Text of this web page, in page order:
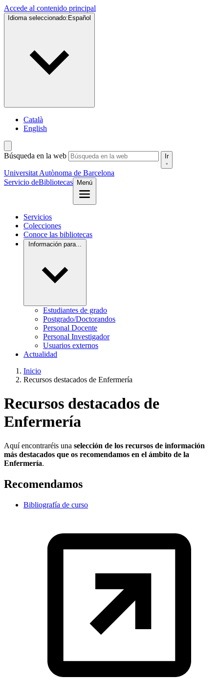
Accede al contenido principal
Idioma seleccionado: Español
Català
English
Búsqueda en la web Ir
Universitat Autònoma de Barcelona
Servicio deBibliotecas Menú
Servicios
Colecciones
Conoce las bibliotecas
Información para...
Estudiantes de grado
Postgrado/Doctorandos
Personal Docente
Personal Investigador
Usuarios externos
Actualidad
Inicio
Recursos destacados de Enfermería
Recursos destacados de
Enfermería
Aquí encontraréis una selección de los recursos de información
más destacados que os recomendamos en el ámbito de la
Enfermería.
Recomendamos
Bibliografía de curso